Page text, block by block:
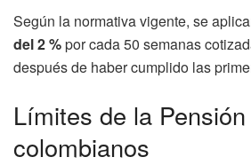
Según la normativa vigente, se
del 2 %por cada 50 semanas
después de haber cumplido las
Límites de la
colombianos